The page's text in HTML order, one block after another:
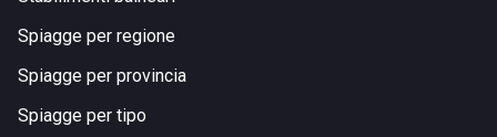
Spiagge per regione
Spiagge per provincia
Spiagge per tipo